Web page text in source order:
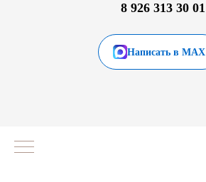
8 926 313 30 01
Написать в MAX